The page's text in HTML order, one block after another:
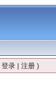
登录| 注册)